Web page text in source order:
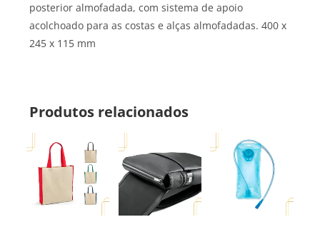
posterior almofadada, com sistema de apoio
acolchoado para as costas e alças almofadadas. 400 x
245 x 115 mm
Produtos relacionados